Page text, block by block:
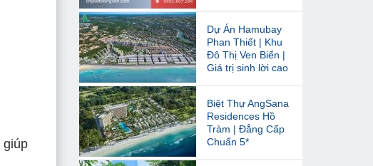
giúp
Dự Án Hamubay
Phan Thiết | Khu
Đô Thị Ven Biển |
Giá trị sinh lời cao
Biệt Thự AngSana
Residences Hồ
Tràm | Đẳng Cấp
Chuẩn 5*